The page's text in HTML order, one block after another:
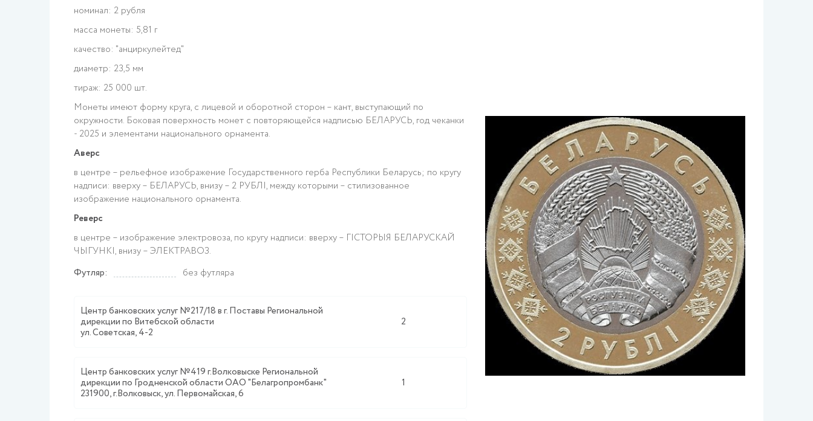
номинал: 2 рубля
масса монеты: 5,81 г
качество: "анциркулейтед"
диаметр: 23,5 мм
тираж: 25 000 шт.
Монеты имеют форму круга, с лицевой и оборотной сторон – кант, выступающий по
окружности. Боковая поверхность монет с повторяющейся надписью БЕЛАРУСЬ, год чеканки
- 2025 и элементами национального орнамента.
Аверс
в центре – рельефное изображение Государственного герба Республики Беларусь; по кругу
надписи: вверху – БЕЛАРУСЬ, внизу – 2 РУБЛI, между которыми – стилизованное
изображение национального орнамента.
Реверс
в центре – изображение электровоза, по кругу надписи: вверху – ГІСТОРЫЯ БЕЛАРУСКАЙ
ЧЫГУНКІ, внизу – ЭЛЕКТРАВОЗ.
Футляр:
без футляра
Центр банковских услуг №217/18 в г. Поставы Региональной
дирекции по Витебской области
ул. Советская, 4-2
2
Центр банковских услуг №419 г.Волковыске Региональной
дирекции по Гродненской области ОАО "Белагропромбанк"
231900, г.Волковыск, ул. Первомайская, 6
1